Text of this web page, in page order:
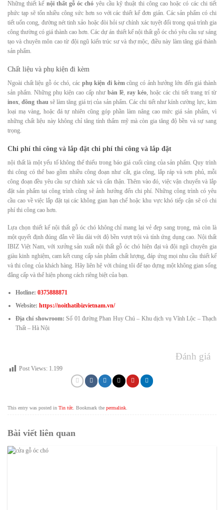
Những thiết kế nội thất gỗ óc chó yêu cầu kỹ thuật thi công cao hoặc có các chi tiết
phức tạp sẽ tốn nhiều công sức hơn so với các thiết kế đơn giản. Các sản phẩm có chi
tiết uốn cong, đường nét tinh xảo hoặc đòi hỏi sự chính xác tuyệt đối trong quá trình gia
công thường có giá thành cao hơn. Các dự án thiết kế nội thất gỗ óc chó yêu cầu sự sáng
tạo và chuyên môn cao từ đội ngũ kiến trúc sư và thợ mộc, điều này làm tăng giá thành
sản phẩm.
Chất liệu và phụ kiện đi kèm
Ngoài chất liệu gỗ óc chó, các phụ kiện đi kèmcũng có ảnh hưởng lớn đến giá thành
sản phẩm. Những phụ kiện cao cấp như bản lề ray kéo , hoặc các chi tiết trang trí từ
inox ,đồng thau sẽ làm tăng giá trị của sản phẩm. Các chi tiết như kính cường lực, kim
loại mạ vàng, hoặc đá tự nhiên cũng góp phần làm nâng cao mức giá sản phẩm, vì
những chất liệu này không chỉ tăng tính thẩm mỹ mà còn gia tăng độ bền và sự sang
trọng.
Chi phí thi công và lắp đặt chi phí thi công và lắp đặt
nội thất là một yếu tố không thể thiếu trong báo giá cuối cùng của sản phẩm. Quy trình
thi công có thể bao gồm nhiều công đoạn như cắt, gia công, lắp ráp và sơn phủ, mỗi
công đoạn đều yêu cầu sự chính xác và cẩn thận. Thêm vào đó, việc vận chuyển và lắp
đặt sản phẩm tại công trình cũng sẽ ảnh hưởng đến chi phí. Những công trình có yêu
cầu cao về việc lắp đặt tại các không gian hạn chế hoặc khu vực khó tiếp cận sẽ có chi
phí thi công cao hơn.
Lựa chọn thiết kế nội thất gỗ óc chó không chỉ mang lại vẻ đẹp sang trọng, mà còn là
một quyết định đúng đắn về lâu dài với độ bền vượt trội và tính ứng dụng cao. Nội thất
IBIZ Việt Nam, với xưởng sản xuất nội thất gỗ óc chó hiện đại và đội ngũ chuyên gia
giàu kinh nghiệm, cam kết cung cấp sản phẩm chất lượng, đáp ứng mọi nhu cầu thiết kế
và thi công của khách hàng. Hãy liên hệ với chúng tôi để tạo dựng một không gian sống
đẳng cấp và thể hiện phong cách riêng biệt của bạn.
Hotline:0375888871
Website:https://noithatibizvietnam.vn/
Địa chỉ showroom:Số 01 đường Phan Huy Chú – Khu dịch vụ Vĩnh Lộc – Thạch
Thất – Hà Nội
Đánh giá
Post Views: 1.199
This entry was posted in Tin tức . Bookmark the permalink
Bài viết liên quan